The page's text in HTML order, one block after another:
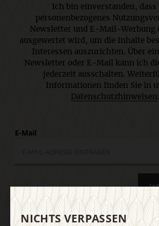
Ich bin einverstanden, dass
personenbezogenes
Newsletter und E-Mail-Werbung
ausgewertet wird, um die Inhalte
Interessen auszurichten. Über
Newsletter oder E-Mail kann ich
jederzeit ausschalten.
Informationen finden Sie in
Datenschutzhinweisen .
E-Mail
NICHTS VERPASSEN